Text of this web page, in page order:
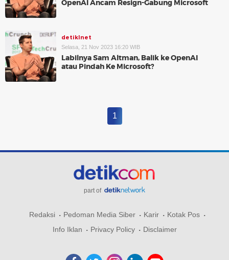
OpenAI Ancam Resign-Gabung Microsoft
detikInet
Selasa, 21 Nov 2023 16:20 WIB
Labilnya Sam Altman, Balik ke OpenAI
atau Pindah Ke Microsoft?
1
part of
Redaksi Pedoman Media Siber Karir
Kotak Pos
Info Iklan
Privacy Policy Disclaimer